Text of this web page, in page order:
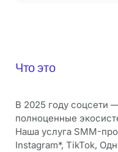
Что это
В 2025 году соцсети
полноценные
Наша услуга SMM-
Instagram*, TikTok,